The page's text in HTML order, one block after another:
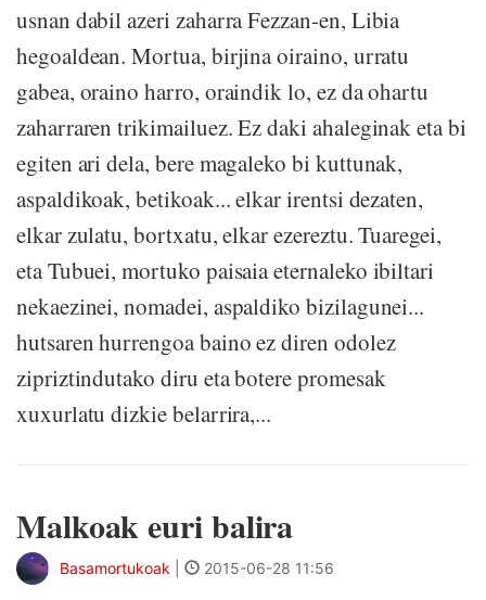
usnan dabil azeri zaharra Fezzan-en, Libia
hegoaldean. Mortua, birjina oiraino, urratu
gabea, oraino harro, oraindik lo, ez da ohartu
zaharraren trikimailuez. Ez daki ahaleginak eta bi
egiten ari dela, bere magaleko bi kuttunak,
aspaldikoak, betikoak... elkar irentsi dezaten,
elkar zulatu, bortxatu, elkar ezereztu. Tuaregei,
eta Tubuei, mortuko paisaia eternaleko ibiltari
nekaezinei, nomadei, aspaldiko bizilagunei...
hutsaren hurrengoa baino ez diren odolez
zipriztindutako diru eta botere promesak
xuxurlatu dizkie belarrira,...
Malkoak euri balira
Basamortukoak 2015-06-28 11:56